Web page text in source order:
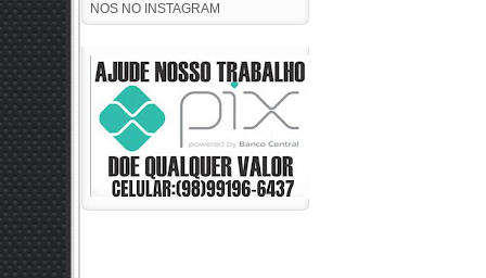
NOS NO INSTAGRAM